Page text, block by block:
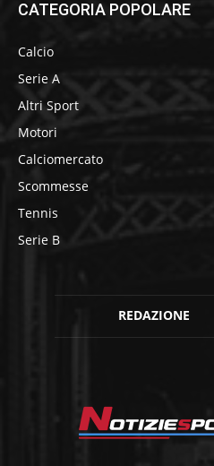
CATEGORIA POPOLARE
Calcio
Serie A
Altri Sport
Motori
Calciomercato
Scommesse
Tennis
Serie B
REDAZIONE